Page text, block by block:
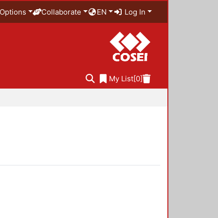
Options Collaborate EN Log In
My List[0]